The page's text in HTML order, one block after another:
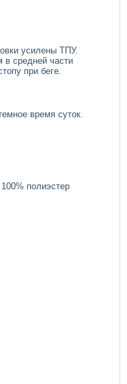
усилены ТПУ.
в средней части
при беге.
время суток.
полиэстер